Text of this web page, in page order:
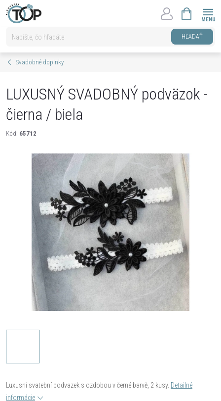
Prejsť
na
HĽADAŤ
KOŠÍK
Svadobné doplnky
LUXUSNÝ SVADOBNÝ podväzok -
čierna / biela
Kód: 65712
Luxusní svatební podvazek s ozdobou v černé barvě, 2 kusy. Detailné
informácie